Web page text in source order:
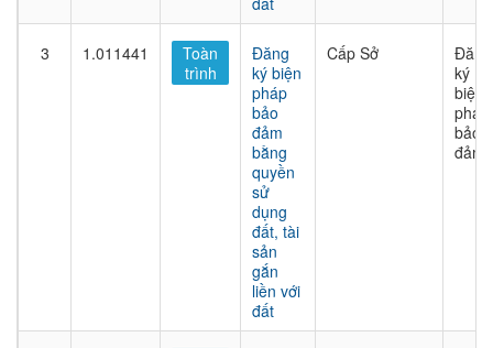
3 1.011441
Toàn
trình
Đăng
ký biện
pháp
bảo
đảm
bằng
quyền
sử
dụng
đất, tài
sản
gắn
liền với
đất
Cấp Sở
Đăng
ký
biện
pháp
bảo
đảm